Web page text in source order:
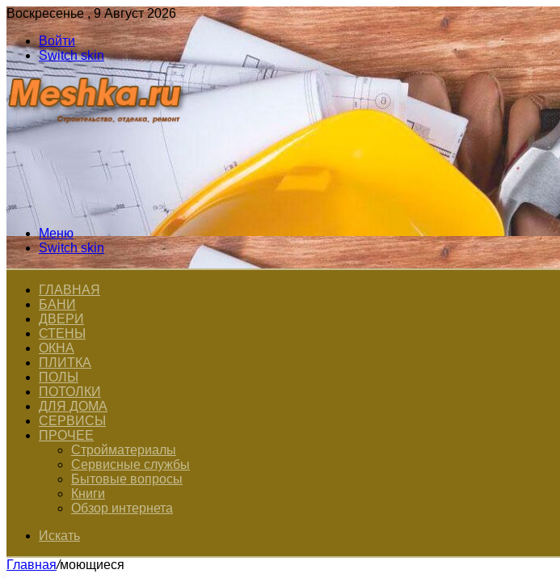
Воскресенье , 9 Август 2026
Войти
Switch skin
Меню
Switch skin
ГЛАВНАЯ
БАНИ
ДВЕРИ
СТЕНЫ
ОКНА
ПЛИТКА
ПОЛЫ
ПОТОЛКИ
ДЛЯ ДОМА
СЕРВИСЫ
ПРОЧЕЕ
Стройматериалы
Сервисные службы
Бытовые вопросы
Книги
Обзор интернета
Искать
Главная/моющиеся